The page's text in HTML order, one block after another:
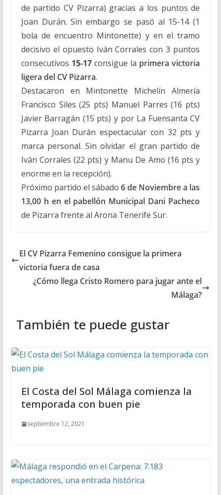
de partido CV Pizarra) gracias a los puntos de
Joan Durán. Sin embargo se pasó al 15-14 (1
bola de encuentro Mintonette) y en el tramo
decisivo el opuesto Iván Corrales con 3 puntos
consecutivos 15-17consigue la primera victoria
ligera del CV Pizarra.
Destacaron en Mintonette Michelín Almería
Francisco Siles (25 pts) Manuel Parres (16 pts)
Javier Barragán (15 pts) y por La Fuensanta CV
Pizarra Joan Durán espectacular con 32 pts y
marca personal. Sin olvidar el gran partido de
Iván Corrales (22 pts) y Manu De Amo (16 pts y
enorme en la recepción).
Próximo partido el sábado 6 de Noviembre a las
13,00 h en el pabellón Municipal Dani Pacheco
de Pizarra frente al Arona Tenerife Sur.
El CV Pizarra Femenino consigue la primera
victoria fuera de casa
¿Cómo llega Cristo Romero para jugar ante el
Málaga?
También te puede gustar
El Costa del Sol Málaga comienza la
temporada con buen pie
septiembre 12, 2021